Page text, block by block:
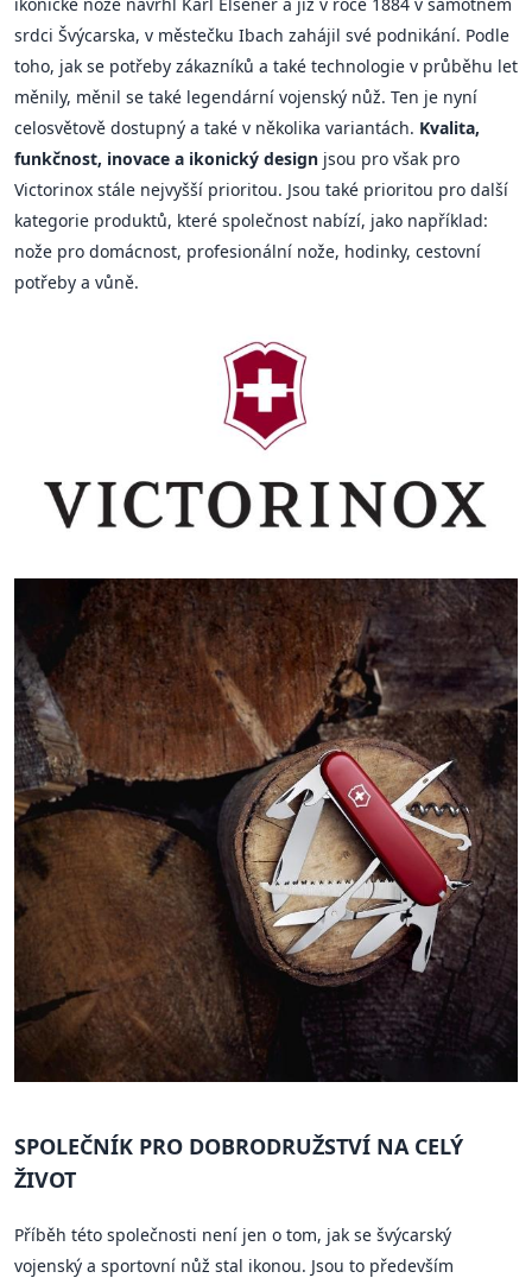
srdci Švýcarska, v městečku Ibach zahájil své podnikání. Podle
toho, jak se potřeby zákazníků a také technologie v průběhu let
měnily, měnil se také legendární vojenský nůž. Ten je nyní
celosvětově dostupný a také v několika variantách. Kvalita,
funkčnost, inovace a ikonický design jsou pro však pro
Victorinox stále nejvyšší prioritou. Jsou také prioritou pro další
kategorie produktů, které společnost nabízí, jako například:
nože pro domácnost, profesionální nože, hodinky, cestovní
potřeby a vůně.
SPOLEČNÍK PRO DOBRODRUŽSTVÍ NA CELÝ
ŽIVOT
Příběh této společnosti není jen o tom, jak se švýcarský
vojenský a sportovní nůž stal ikonou. Jsou to především